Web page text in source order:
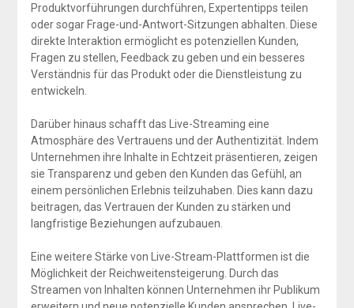
Produktvorführungen durchführen, Expertentipps teilen
oder sogar Frage-und-Antwort-Sitzungen abhalten. Diese
direkte Interaktion ermöglicht es potenziellen Kunden,
Fragen zu stellen, Feedback zu geben und ein besseres
Verständnis für das Produkt oder die Dienstleistung zu
entwickeln.
Darüber hinaus schafft das Live-Streaming eine
Atmosphäre des Vertrauens und der Authentizität. Indem
Unternehmen ihre Inhalte in Echtzeit präsentieren, zeigen
sie Transparenz und geben den Kunden das Gefühl, an
einem persönlichen Erlebnis teilzuhaben. Dies kann dazu
beitragen, das Vertrauen der Kunden zu stärken und
langfristige Beziehungen aufzubauen.
Eine weitere Stärke von Live-Stream-Plattformen ist die
Möglichkeit der Reichweitensteigerung. Durch das
Streamen von Inhalten können Unternehmen ihr Publikum